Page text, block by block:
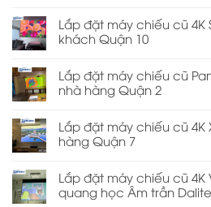
Lắp đặt máy chiếu cũ 4K
khách Quận 10
Lắp đặt máy chiếu cũ
nhà hàng Quận 2
Lắp đặt máy chiếu cũ 4K
hàng Quận 7
Lắp đặt máy chiếu cũ 4K
quang học Âm trần